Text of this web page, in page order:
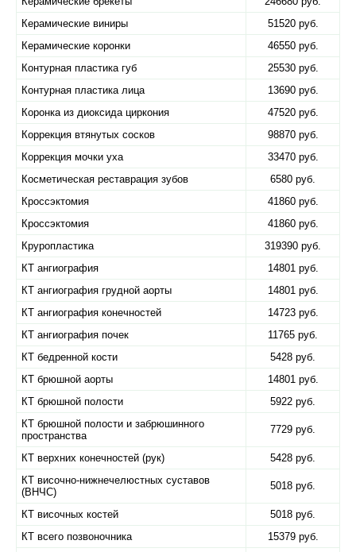
Керамические виниры
51520 руб.
Керамические коронки
46550 руб.
Контурная пластика губ
25530 руб.
Контурная пластика лица
13690 руб.
Коронка из диоксида циркония
47520 руб.
Коррекция втянутых сосков
98870 руб.
Коррекция мочки уха
33470 руб.
Косметическая реставрация зубов
6580 руб.
Кроссэктомия
41860 руб.
Кроссэктомия
41860 руб.
Круропластика
319390 руб.
КТ ангиография
14801 руб.
КТ ангиография грудной аорты
14801 руб.
КТ ангиография конечностей
14723 руб.
КТ ангиография почек
11765 руб.
КТ бедренной кости
5428 руб.
КТ брюшной аорты
14801 руб.
КТ брюшной полости
5922 руб.
КТ брюшной полости и забрюшинного
пространства
7729 руб.
КТ верхних конечностей (рук)
5428 руб.
КТ височно-нижнечелюстных суставов
(ВНЧС)
5018 руб.
КТ височных костей
5018 руб.
КТ всего позвоночника
15379 руб.